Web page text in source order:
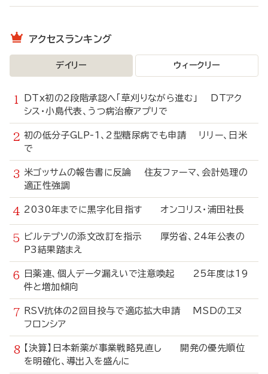
アクセスランキング
デイリー ウィークリー
DTx初の2段階承認へ「草刈りながら進む」 DTアク
シス・小島代表、うつ病治療アプリで
初の低分子GLP-1、2型糖尿病でも申請 リリー、日米
で
米ゴッサムの報告書に反論 住友ファーマ、会計処理の
適正性強調
2030年までに黒字化目指す オンコリス・浦田社長
ビルテプソの添文改訂を指示 厚労省、24年公表の
P3結果踏まえ
日薬連、個人データ漏えいで注意喚起 25年度は19
件と増加傾向
RSV抗体の2回目投与で適応拡大申請 MSDのエヌ
フロンシア
【決算】日本新薬が事業戦略見直し 開発の優先順位
を明確化、導出入を盛んに